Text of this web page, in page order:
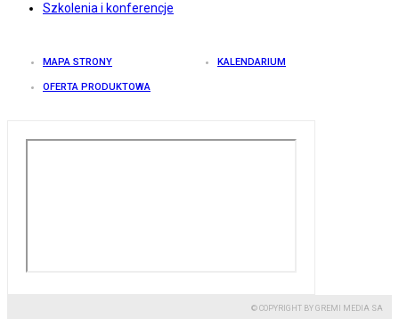
Szkolenia i konferencje
MAPA STRONY KALENDARIUM
OFERTA PRODUKTOWA
© COPYRIGHT BY GREMI MEDIA SA